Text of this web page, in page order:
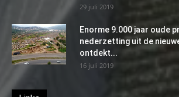
29 juli 2019
Enorme 9.000 jaar oude
nederzetting uit de
ontdekt...
16 juli 2019